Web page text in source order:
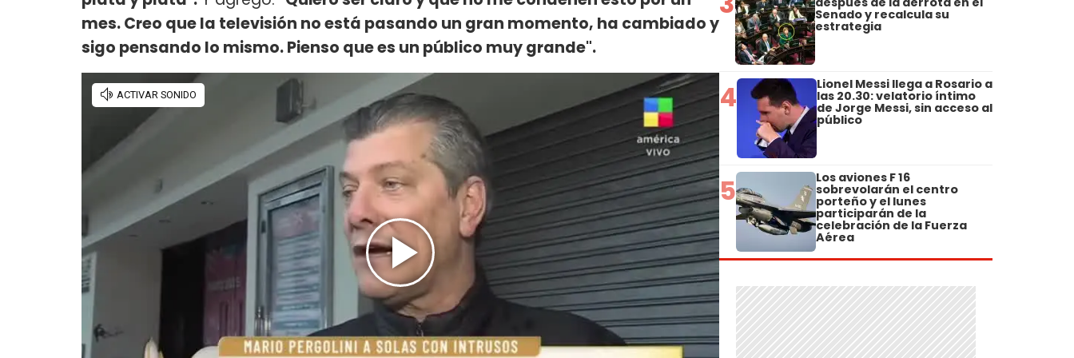
mes. Creo que la televisión no está pasando un gran momento, ha cambiado y
sigo pensando lo mismo. Pienso que es un público muy grande".
Senado y recalcula su
estrategia
4 Lionel Messi llega a Rosario a
las 20.30: velatorio íntimo
de Jorge Messi, sin acceso al
público
5 Los aviones F 16
sobrevolarán el centro
porteño y el lunes
participarán de la
celebración de la Fuerza
Aérea